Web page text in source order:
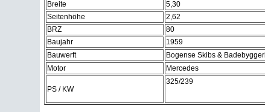
Breite
5,30
Seitenhöhe
2,62
BRZ
80
Baujahr
1959
Bauwerft
Bogense Skibs &
Motor
Mercedes
PS / KW
325/239